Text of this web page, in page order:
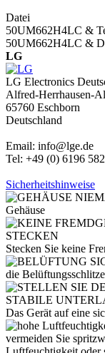
Datei
50UM662H4LC &
50UM662H4LC &
LG
LG Electronics
Alfred-Herrhausen-
65760 Eschborn
Deutschland
Email: info@lge.de
Tel: +49 (0) 6196
Sicherheitshinweise
Gehäuse
Stecken Sie keine
die
Das Gerät auf eine
vermeiden Sie